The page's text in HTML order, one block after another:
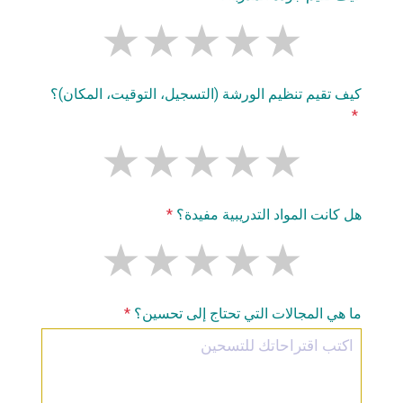
كيف تقيم تنظيم الورشة (التسجيل، التوقيت، المكان)؟
*
هل كانت المواد التدريبية مفيدة؟ *
ما هي المجالات التي تحتاج إلى تحسين؟ *